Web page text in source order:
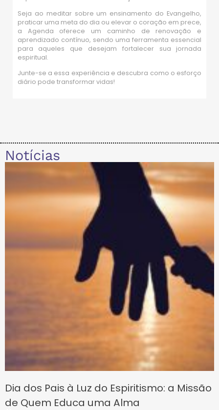
Seja ao meditar sobre um ensinamento do Evangelho,
praticar uma meta do dia ou elevar o coração em prece,
a Agenda oferece um caminho de renovação e
aprendizado contínuo, sendo uma ferramenta essencial
para aqueles que desejam fortalecer sua jornada
espiritual.
Junte-se a essa experiência e descubra como o esforço
diário pode transformar vidas!
Notícias
Dia dos Pais à Luz do Espiritismo: a Missão
de Quem Educa uma Alma